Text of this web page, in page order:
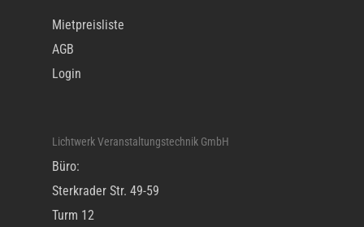
Mietpreisliste
AGB
Login
Lichtwerk Veranstaltungstechnik GmbH
Büro:
Sterkrader Str. 49-59
Turm 12